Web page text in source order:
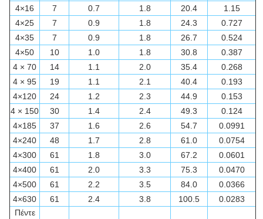
4×16
7 0.7 1.8 20.4
1.15
4×25
7 0.9 1.8 24.3
0.727
4×35
7 0.9 1.8 26.7
0.524
4×50
10 1.0 1.8 30.8
0.387
4 × 70
14 1.1 2.0 35.4
0.268
4 × 95
19 1.1 2.1 40.4
0.193
4×120
24 1.2 2.3 44.9
0.153
4 × 150
30 1.4 2.4 49.3
0.124
4×185
37 1.6 2.6 54.7
0.0991
4×240
48 1.7 2.8 61.0
0.0754
4×300
61 1.8 3.0 67.2
0.0601
4×400
61 2.0 3.3 75.3
0.0470
4×500
61 2.2 3.5 84.0
0.0366
4×630
61 2.4 3.8 100.5
0.0283
Πέντε